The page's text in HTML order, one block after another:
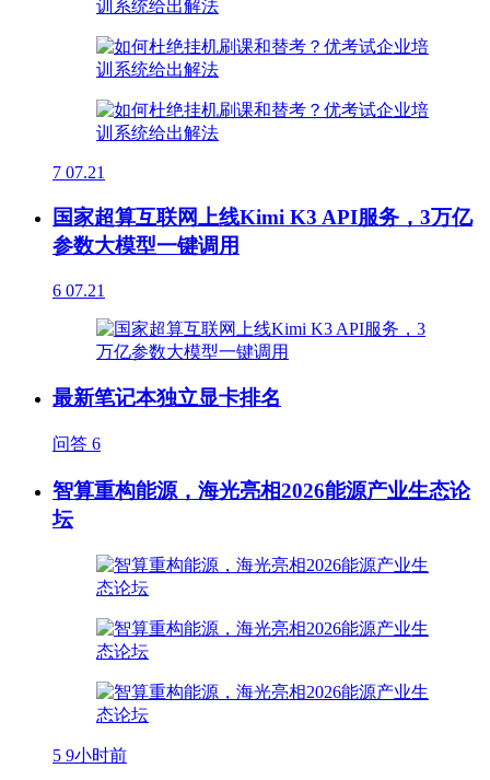
7 07.21
国家超算互联网上线Kimi K3 API服务，3万亿
参数大模型一键调用
6 07.21
最新笔记本独立显卡排名
问答 6
智算重构能源，海光亮相2026能源产业生态论
坛
5 9小时前